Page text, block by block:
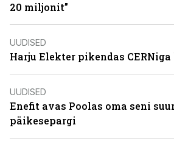
20 miljonit”
UUDISED
Harju Elekter pikendas
UUDISED
Enefit avas Poolas oma seni
päikesepargi